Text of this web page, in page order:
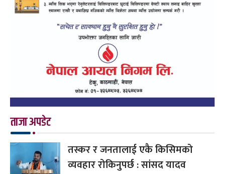
ताजा अपडेट
तस्कर र जनतालाई एकै किसिमको
व्यवहार रोकिनुपर्छ : सांसद यादव